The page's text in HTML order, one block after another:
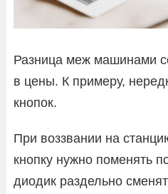
Разница меж машинами
в цены. К примеру,
кнопок.
При воззвании на
кнопку нужно поменять
диодик раздельно